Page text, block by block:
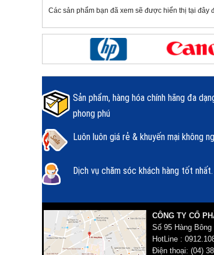
Các sản phẩm bạn đã xem sẽ được hiển thị tại đây
Sản phẩm, hàng hóa chính hãng đa
phong phú
Luôn luôn giá rẻ & khuyến mại không
Dịch vụ chăm sóc khách hàng tốt nhất.
CÔNG TY CỔ
Số 95 Hàng
HotLine :
Điện thoại: (04)